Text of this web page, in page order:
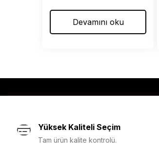
Devamını oku
Yüksek Kaliteli Seçim
Tam ürün kalite kontrolü.